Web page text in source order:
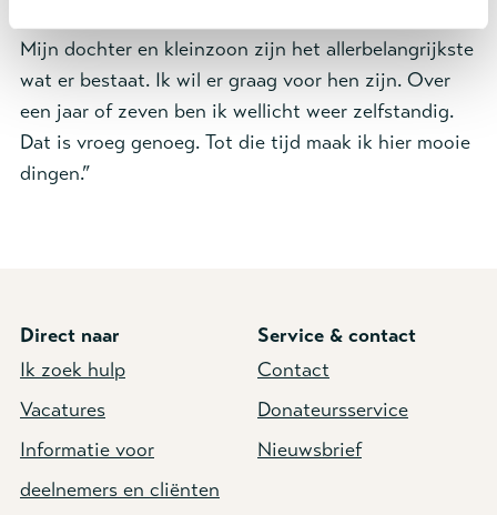
Mijn dochter en kleinzoon zijn het allerbelangrijkste
wat er bestaat. Ik wil er graag voor hen zijn. Over
een jaar of zeven ben ik wellicht weer zelfstandig.
Dat is vroeg genoeg. Tot die tijd maak ik hier mooie
dingen.”
Direct naar
Ik zoek hulp
Vacatures
Informatie voor
deelnemers en cliënten
Service & contact
Contact
Donateursservice
Nieuwsbrief